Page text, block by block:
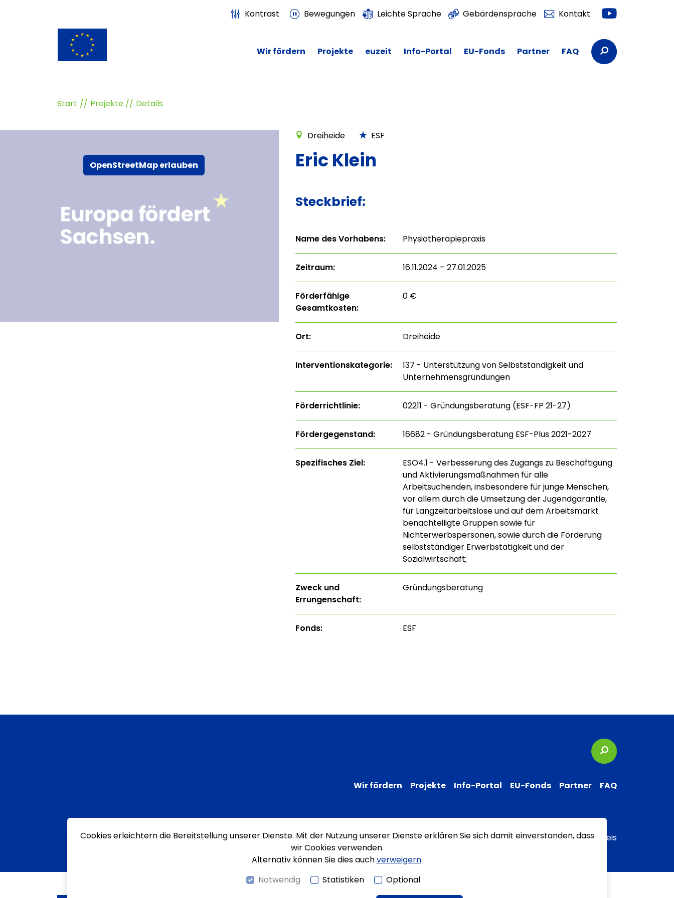
Kontrast Bewegungen Leichte Sprache Gebärdensprache Kontakt Youtube
Wir fördern Projekte euzeit Info-Portal EU-Fonds Partner FAQ Suchbegriffe
Start Projekte Details
OpenStreetMap erlauben
Dreiheide ESF
Eric Klein
Steckbrief:
Name des Vorhabens: Physiotherapiepraxis
Zeitraum: 16.11.2024 – 27.01.2025
Förderfähige
Gesamtkosten:
0 €
Ort: Dreiheide
Interventions­kategorie:
137 - Unterstützung von Selbstständigkeit und
Unternehmensgründungen
Förderrichtlinie: 02211 - Gründungsberatung (ESF-FP 21-27)
Fördergegenstand: 16682 - Gründungsberatung ESF-Plus 2021-2027
Spezifisches Ziel:
ESO4.1 - Verbesserung des Zugangs zu Beschäftigung
und Aktivierungsmaßnahmen für alle
Arbeitsuchenden, insbesondere für junge Menschen,
vor allem durch die Umsetzung der Jugendgarantie,
für Langzeitarbeitslose und auf dem Arbeitsmarkt
benachteiligte Gruppen sowie für
Nichterwerbspersonen, sowie durch die Förderung
selbstständiger Erwerbstätigkeit und der
Sozialwirtschaft;
Zweck und
Errungenschaft:
Gründungsberatung
Fonds: ESF
Suchbegriffe
Wir fördern Projekte Info-Portal EU-Fonds Partner FAQ
Impressum Datenschutz Erklärung zur Barrierefreiheit Transparenzhinweis
Cookies erleichtern die Bereitstellung unserer Dienste. Mit der Nutzung unserer Dienste erklären Sie sich damit einverstanden, dass
wir Cookies verwenden.
Alternativ können Sie dies auchverweigern.
Notwendig
Statistiken Optional